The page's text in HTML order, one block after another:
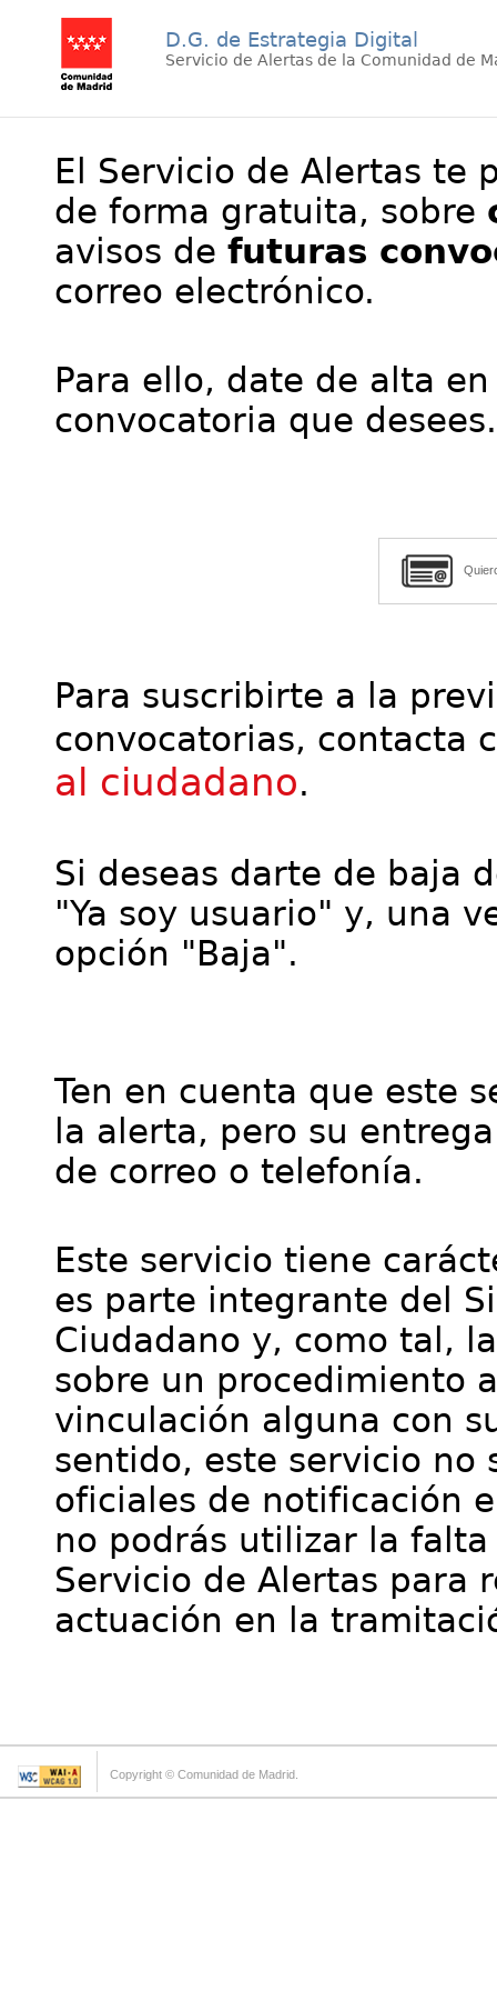
D.G. de Estrategia Digital
Servicio de Alertas de la Comunidad de
El Servicio de Alertas te
de forma gratuita, sobre
avisos de futuras
correo electrónico.
Para ello, date de alta
convocatoria que desees.
Para suscribirte a la
convocatorias, contacta
al ciudadano.
Si deseas darte de baja
"Ya soy usuario" y, una
opción "Baja".
Ten en cuenta que este
la alerta, pero su
de correo o telefonía.
Este servicio tiene
es parte integrante del
Ciudadano y, como tal,
sobre un procedimiento
vinculación alguna con
sentido, este servicio no
oficiales de notificación
no podrás utilizar la
Servicio de Alertas para
actuación en la
Copyright © Comunidad de Madrid.